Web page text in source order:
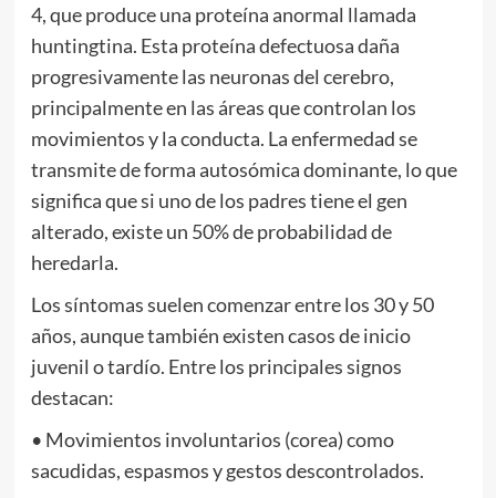
4, que produce una proteína anormal llamada
huntingtina. Esta proteína defectuosa daña
progresivamente las neuronas del cerebro,
principalmente en las áreas que controlan los
movimientos y la conducta. La enfermedad se
transmite de forma autosómica dominante, lo que
significa que si uno de los padres tiene el gen
alterado, existe un 50% de probabilidad de
heredarla.
Los síntomas suelen comenzar entre los 30 y 50
años, aunque también existen casos de inicio
juvenil o tardío. Entre los principales signos
destacan:
• Movimientos involuntarios (corea) como
sacudidas, espasmos y gestos descontrolados.